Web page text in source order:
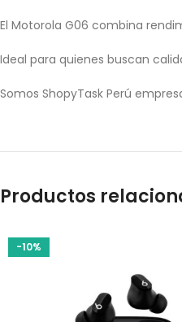
El Motorola G06 combina
Ideal para quienes buscan
Somos ShopyTask Perú
Productos
-10%